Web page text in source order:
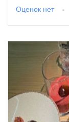
Оценок нет